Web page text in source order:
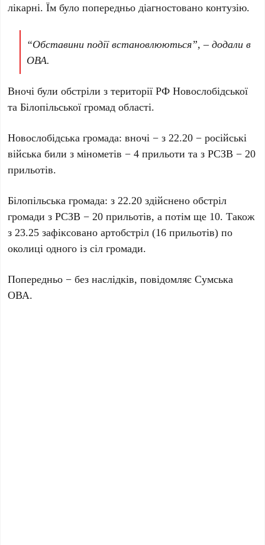
лікарні. Їм було попередньо діагностовано контузію.
“Обставини події встановлюються”, – додали в
ОВА.
Вночі були обстріли з території РФ Новослобідської
та Білопільської громад області.
Новослобідська громада: вночі − з 22.20 − російські
війська били з мінометів − 4 прильоти та з РСЗВ − 20
прильотів.
Білопільська громада: з 22.20 здійснено обстріл
громади з РСЗВ − 20 прильотів, а потім ще 10. Також
з 23.25 зафіксовано артобстріл (16 прильотів) по
околиці одного із сіл громади.
Попередньо − без наслідків, повідомляє Сумська
ОВА.